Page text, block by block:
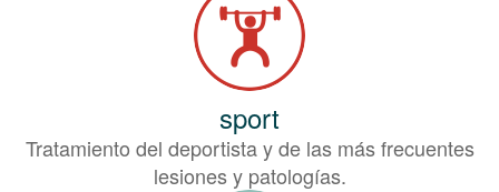
sport
Tratamiento del deportista y de las más frecuentes
lesiones y patologías.